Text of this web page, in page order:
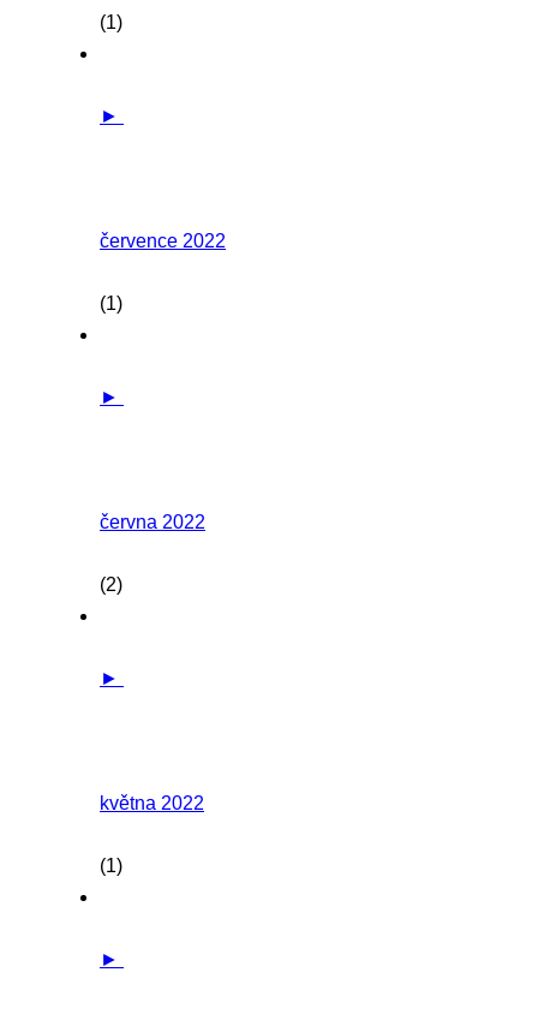
(1)
►
července 2022
(1)
►
června 2022
(2)
►
května 2022
(1)
►